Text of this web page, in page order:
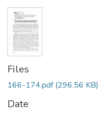
Files
166-174.pdf(296.56 KB)
Date